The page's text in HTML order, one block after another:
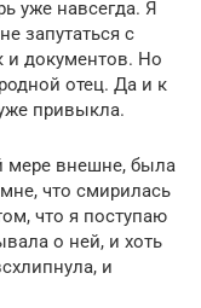
уже навсегда. Я
запутаться с
и документов. Но
отец. Да и к
привыкла.
мере внешне, была
что смирилась
что я поступаю
о ней, и хоть
и